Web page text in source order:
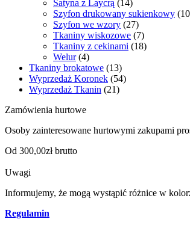
Satyna z Laycrą (14)
Szyfon drukowany sukienkowy
Szyfon we wzory (27)
Tkaniny wiskozowe (7)
Tkaniny z cekinami (18)
Welur (4)
Tkaniny brokatowe (13)
Wyprzedaż Koronek (54)
Wyprzedaż Tkanin (21)
Zamówienia hurtowe
Osoby zainteresowane hurtowymi zakupami
Od 300,00zł brutto
Uwagi
Informujemy, że mogą wystąpić różnice w
Regulamin